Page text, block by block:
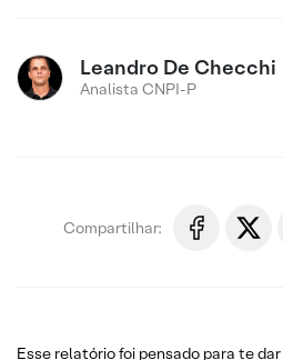
Leandro De Checchi
Analista CNPI-P
Compartilhar:
Esse relatório foi pensado para te dar